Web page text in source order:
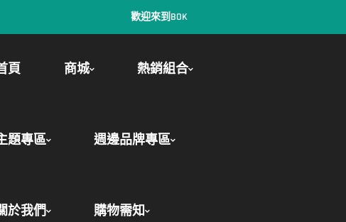
歡迎來到BOK
頁 商城 熱銷組合
題專區 週邊品牌專區
於我們 購物需知